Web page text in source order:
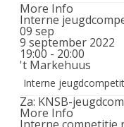
More Info
Interne
09 sep
9 september 2022
19:00 - 20:00
't Markehuus
Interne
Za: KNSB-
More Info